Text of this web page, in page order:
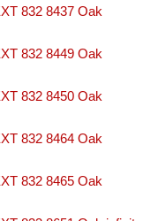
832 8437 Oak
832 8449 Oak
832 8450 Oak
832 8464 Oak
832 8465 Oak